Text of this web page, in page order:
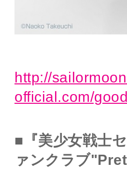
http://
official.com/
■『美少女戦士
ァンクラブ